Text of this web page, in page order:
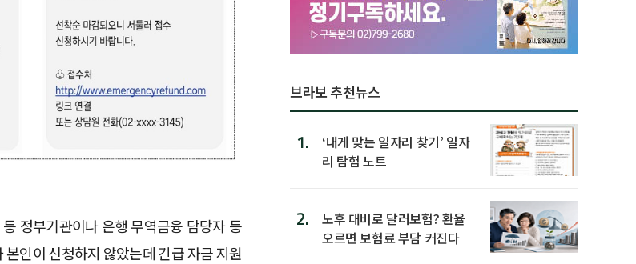
정부기관이나 은행 무역금융 담당자 등
인이 신청하지 않았는데 긴급 자금 지원
브라보 추천뉴스
1.
‘내게 맞는 일자리 찾기’ 일자
리 탐험 노트
2.
노후 대비로 달러보험? 환율
오르면 보험료 부담 커진다